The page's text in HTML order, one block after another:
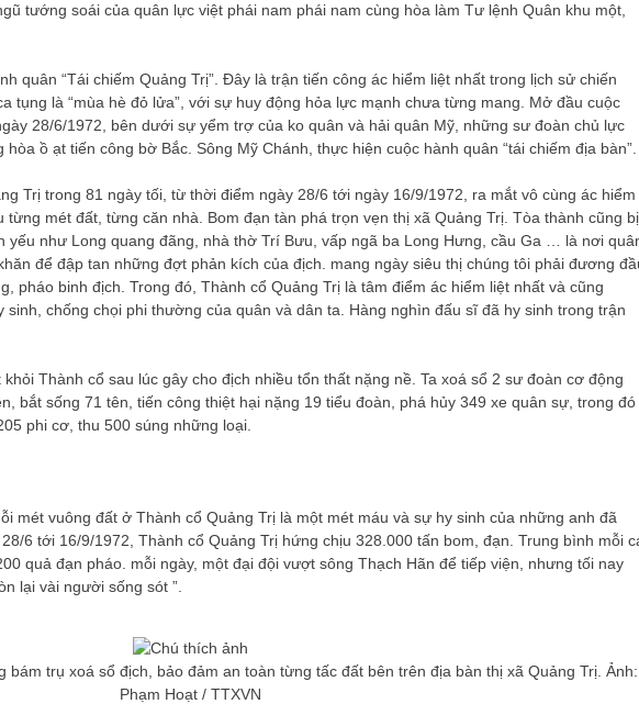
tướng soái của quân lực việt phái nam phái nam cùng hòa làm Tư lệnh Quân khu một,
quân “Tái chiếm Quảng Trị”. Đây là trận tiến công ác hiểm liệt nhất trong lịch sử chiến
tụng là “mùa hè đỏ lửa”, với sự huy động hỏa lực mạnh chưa từng mang. Mở đầu cuộc
28/6/1972, bên dưới sự yểm trợ của ko quân và hải quân Mỹ, những sư đoàn chủ lực
ồ ạt tiến công bờ Bắc. Sông Mỹ Chánh, thực hiện cuộc hành quân “tái chiếm địa bàn”.
Trị trong 81 ngày tối, từ thời điểm ngày 28/6 tới ngày 16/9/1972, ra mắt vô cùng ác hiểm
từng mét đất, từng căn nhà. Bom đạn tàn phá trọn vẹn thị xã Quảng Trị. Tòa thành cũng bị
yếu như Long quang đãng, nhà thờ Trí Bưu, vấp ngã ba Long Hưng, cầu Ga … là nơi
để đập tan những đợt phản kích của địch. mang ngày siêu thị chúng tôi phải đương
pháo binh địch. Trong đó, Thành cổ Quảng Trị là tâm điểm ác hiểm liệt nhất và cũng
chống chọi phi thường của quân và dân ta. Hàng nghìn đấu sĩ đã hy sinh trong trận
Thành cổ sau lúc gây cho địch nhiều tổn thất nặng nề. Ta xoá sổ 2 sư đoàn cơ động
bắt sống 71 tên, tiến công thiệt hại nặng 19 tiểu đoàn, phá hủy 349 xe quân sự, trong đó
phi cơ, thu 500 súng những loại.
mét vuông đất ở Thành cổ Quảng Trị là một mét máu và sự hy sinh của những anh đã
6 tới 16/9/1972, Thành cổ Quảng Trị hứng chịu 328.000 tấn bom, đạn. Trung bình mỗi
quả đạn pháo. mỗi ngày, một đại đội vượt sông Thạch Hãn để tiếp viện, nhưng tối nay
lại vài người sống sót ”.
bám trụ xoá sổ địch, bảo đảm an toàn từng tấc đất bên trên địa bàn thị xã Quảng Trị. Ảnh:
Phạm Hoạt / TTXVN